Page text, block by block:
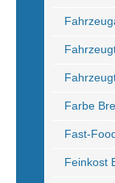
Farbe
Fast-
Feinkost